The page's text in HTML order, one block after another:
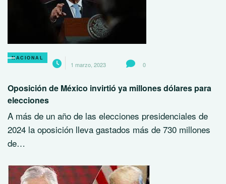
NACIONAL
1 marzo, 2023 0
Oposición de México invirtió ya millones dólares para
elecciones
A más de un año de las elecciones presidenciales de
2024 la oposición lleva gastados más de 730 millones
de…